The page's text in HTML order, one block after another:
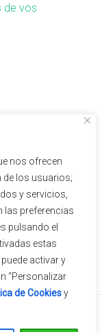
nos ofrecen
de los usuarios;
y servicios,
las preferencias
pulsando el
estas
activar y
“Personalizar
de Cookiesy
de vos